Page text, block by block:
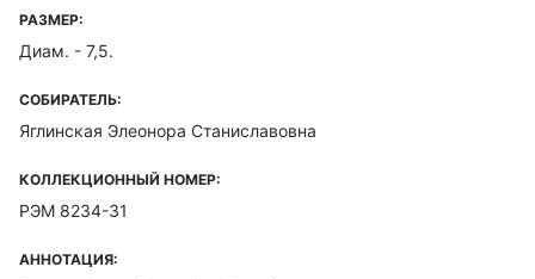
РАЗМЕР:
Диам. - 7,5.
СОБИРАТЕЛЬ:
Яглинская Элеонора Станиславовна
КОЛЛЕКЦИОННЫЙ НОМЕР:
РЭМ 8234-31
АННОТАЦИЯ: